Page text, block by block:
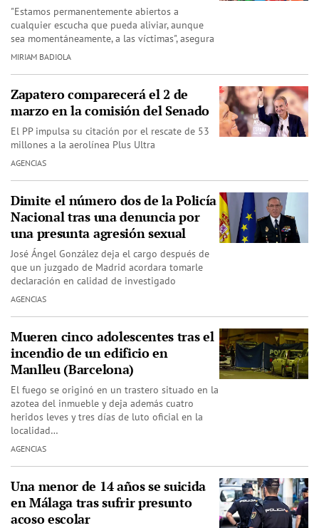
"Estamos permanentemente abiertos a
cualquier escucha que pueda aliviar, aunque
sea momentáneamente, a las víctimas", asegura
MIRIAM BADIOLA
Zapatero comparecerá el 2 de
marzo en la comisión del Senado
El PP impulsa su citación por el rescate de 53
millones a la aerolínea Plus Ultra
AGENCIAS
Dimite el número dos de la Policía
Nacional tras una denuncia por
una presunta agresión sexual
José Ángel González deja el cargo después de
que un juzgado de Madrid acordara tomarle
declaración en calidad de investigado
AGENCIAS
Mueren cinco adolescentes tras el
incendio de un edificio en
Manlleu (Barcelona)
El fuego se originó en un trastero situado en la
azotea del inmueble y deja además cuatro
heridos leves y tres días de luto oficial en la
localidad…
AGENCIAS
Una menor de 14 años se suicida
en Málaga tras sufrir presunto
acoso escolar